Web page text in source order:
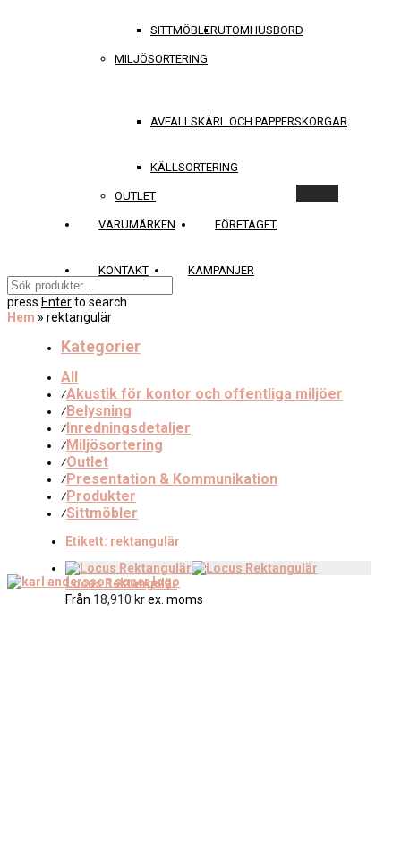
SITTMÖBLERUTOMHUSBORD
MILJÖSORTERING
AVFALLSKÄRL OCH PAPPERSKORGAR
KÄLLSORTERING
OUTLET
VARUMÄRKEN FÖRETAGET
KONTAKT KAMPANJER
press Enterto search
Hem » rektangulär
Kategorier
All
⁄Akustik för kontor och offentliga miljöer
⁄Belysning
⁄Inredningsdetaljer
⁄Miljösortering
⁄Outlet
⁄Presentation & Kommunikation
⁄Produkter
⁄Sittmöbler
Etikett: rektangulär
Locus Rektangulär
Från 18,910 krex. moms